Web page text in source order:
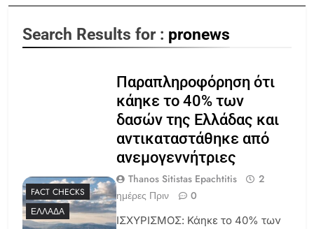
Search Results for : pronews
FACT CHECKS
ΕΛΛΆΔΑ
Παραπληροφόρηση ότι
κάηκε το 40% των
δασών της Ελλάδας και
αντικαταστάθηκε από
ανεμογεννήτριες
Thanos Sitistas Epachtitis
2
ημέρες Πριν
0
ΙΣΧΥΡΙΣΜΟΣ: Κάηκε το 40% των